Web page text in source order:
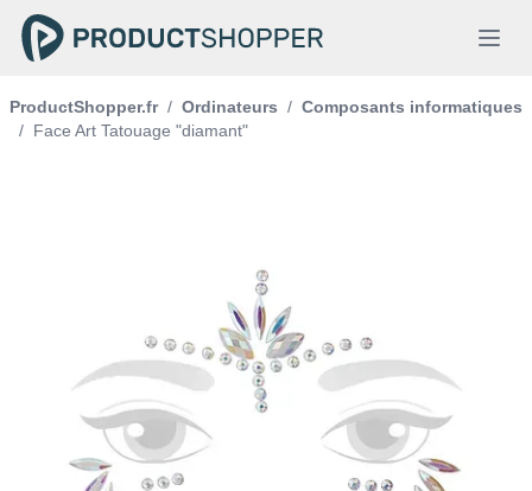
ProductShopper.fr / Ordinateurs / Composants informatiques
/ Face Art Tatouage "diamant"